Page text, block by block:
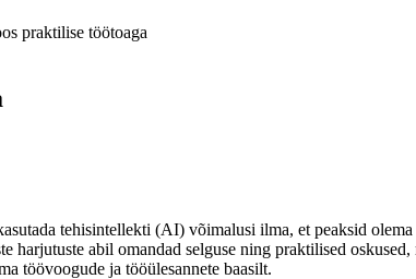
praktilise töötoaga
tehisintellekti (AI) võimalusi ilma, et peaksid
harjutuste abil omandad selguse ning praktilised
töövoogude ja tööülesannete baasilt.